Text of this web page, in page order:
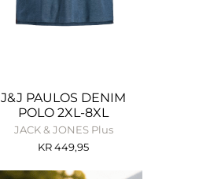
J&J PAULOS DENIM
POLO 2XL-8XL
JACK & JONES Plus
KR449,95